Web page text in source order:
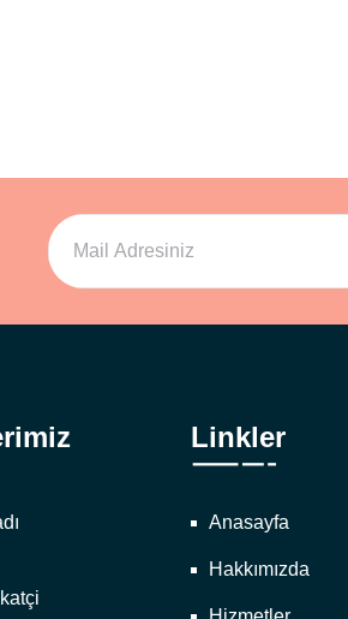
Linkler
Anasayfa
Hakkımızda